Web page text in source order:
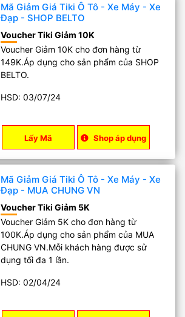
Mã Giảm Giá Tiki Ô Tô - Xe Máy - Xe
Đạp - SHOP BELTO
Voucher Tiki Giảm 10K
Voucher Giảm 10K cho đơn hàng từ
149K.Áp dụng cho sản phẩm của SHOP
BELTO.
HSD: 03/07/24
Lấy Mã Shop áp dụng
Mã Giảm Giá Tiki Ô Tô - Xe Máy - Xe
Đạp - MUA CHUNG VN
Voucher Tiki Giảm 5K
Voucher Giảm 5K cho đơn hàng từ
100K.Áp dụng cho sản phẩm của MUA
CHUNG VN.Mỗi khách hàng được sử
dụng tối đa 1 lần.
HSD: 02/04/24